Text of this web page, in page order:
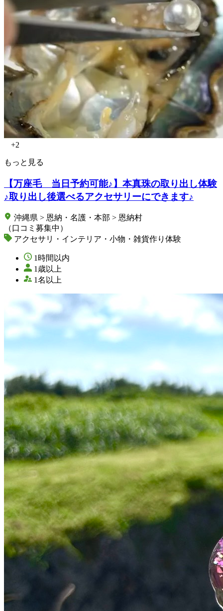
+2
もっと見る
【万座毛 当日予約可能♪】本真珠の取り出し体験
♪取り出し後選べるアクセサリーにできます♪
沖縄県 > 恩納・名護・本部 > 恩納村
（口コミ募集中）
アクセサリ・インテリア・小物・雑貨作り体験
1時間以内
1歳以上
1名以上